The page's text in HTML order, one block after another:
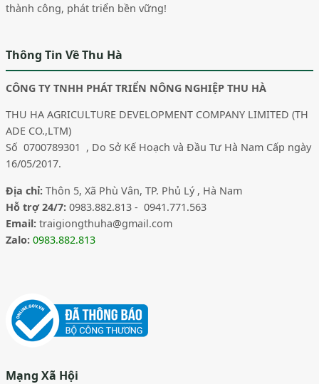
thành công, phát triển bền vững!
Thông Tin Về Thu Hà
CÔNG TY TNHH PHÁT TRIỂN NÔNG NGHIỆP THU HÀ
THU HA AGRICULTURE DEVELOPMENT COMPANY LIMITED (TH
ADE CO.,LTM)
Số 0700789301 , Do Sở Kế Hoạch và Đầu Tư Hà Nam Cấp ngày
16/05/2017.
Địa chỉ: Thôn 5, Xã Phù Vân, TP. Phủ Lý , Hà Nam
Hỗ trợ 24/7: 0983.882.813 - 0941.771.563
Email: traigiongthuha@gmail.com
Zalo: 0983.882.813
Mạng Xã Hội